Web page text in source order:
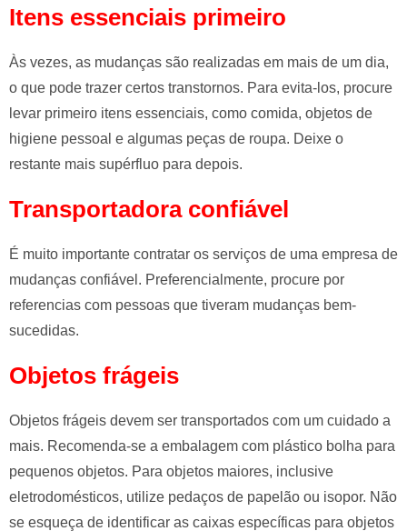
Itens essenciais primeiro
Às vezes, as mudanças são realizadas em mais de um dia,
o que pode trazer certos transtornos. Para evita-los, procure
levar primeiro itens essenciais, como comida, objetos de
higiene pessoal e algumas peças de roupa. Deixe o
restante mais supérfluo para depois.
Transportadora confiável
É muito importante contratar os serviços de uma empresa de
mudanças confiável. Preferencialmente, procure por
referencias com pessoas que tiveram mudanças bem-
sucedidas.
Objetos frágeis
Objetos frágeis devem ser transportados com um cuidado a
mais. Recomenda-se a embalagem com plástico bolha para
pequenos objetos. Para objetos maiores, inclusive
eletrodomésticos, utilize pedaços de papelão ou isopor. Não
se esqueça de identificar as caixas específicas para objetos